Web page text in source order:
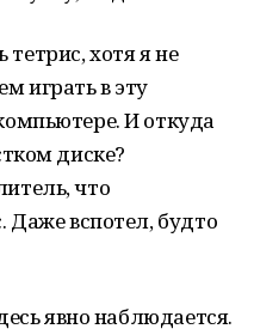
хотя я не
играть в эту
И откуда
диске?
что
Даже вспотел, будто
явно наблюдается.